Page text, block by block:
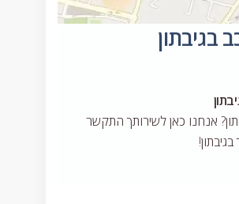
בגיבתון
אנחנו כאן לשירותך התקשר